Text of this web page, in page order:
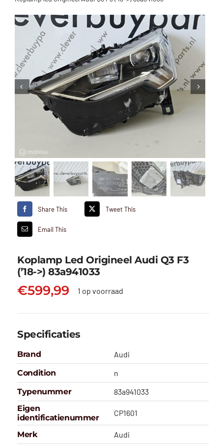
Share This Tweet This
Email This
Koplamp Led Origineel Audi Q3 F3
(’18->) 83a941033
€599,99 1 op voorraad
Specificaties
Brand
Audi
Condition
n
Typenummer
83a941033
Eigen
identificatienummer
CP1601
Merk
Audi